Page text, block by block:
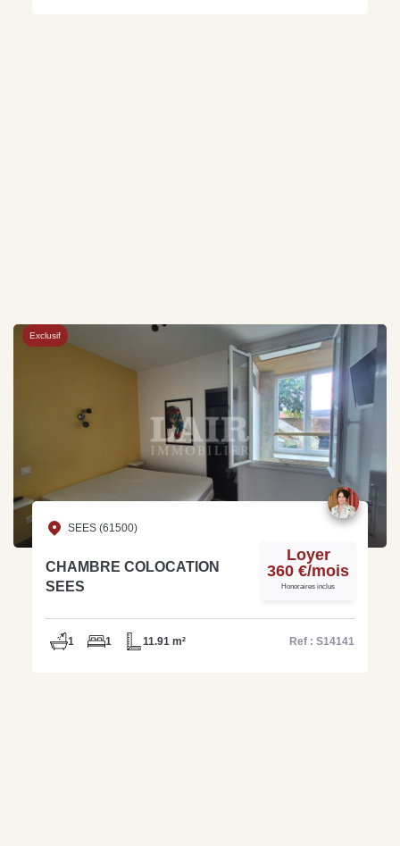
Exclusif
SEES (61500)
CHAMBRE COLOCATION
SEES
Loyer
360 €/mois
Honoraires inclus
1 1 11.91 m² Ref : S14141